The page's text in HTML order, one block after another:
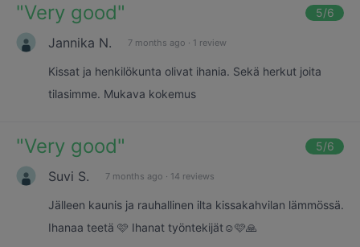
"Very good" 5/6
Jannika N. 7 months ago · 1 review
Kissat ja henkilökunta olivat ihania. Sekä herkut joita
tilasimme. Mukava kokemus
"Very good" 5/6
Suvi S. 7 months ago · 14 reviews
Jälleen kaunis ja rauhallinen ilta kissakahvilan lämmössä.
Ihanaa teetä 🩷 Ihanat työntekijät☺️🩷🙏